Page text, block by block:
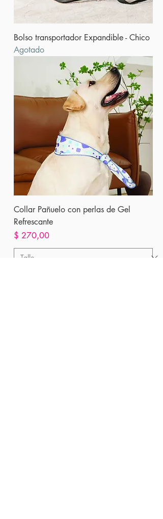
Bolso transportador Expandible - Chico
Agotado
Collar Pañuelo con perlas de Gel
Refrescante
Precio
$ 270,00